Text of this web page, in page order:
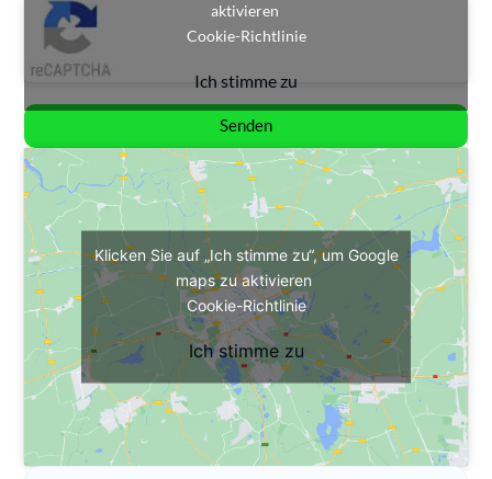
aktivieren
Cookie-Richtlinie
Ich stimme zu
Senden
Klicken Sie auf „Ich stimme zu“, um Google
maps zu aktivieren
Cookie-Richtlinie
Ich stimme zu